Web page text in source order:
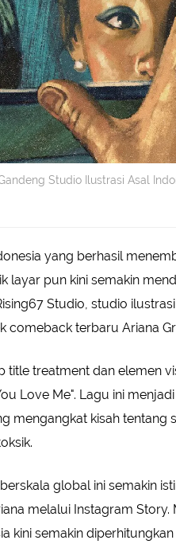
Studio Ilustrasi Asal
yang berhasil
layar pun kini semakin
Studio, studio
comeback terbaru Ariana
treatment dan elemen
Love Me". Lagu ini
mengangkat kisah tentang
global ini semakin
melalui Instagram Story.
kini semakin